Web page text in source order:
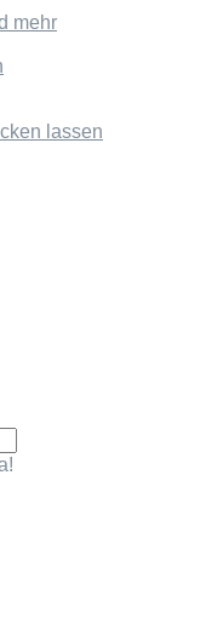
mehr
lassen